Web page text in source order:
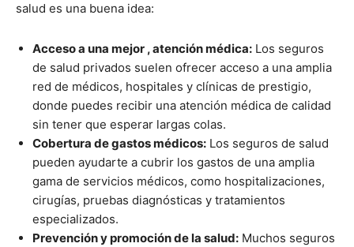
salud es una buena idea:
Acceso a una mejor , atención médica: Los seguros
de salud privados suelen ofrecer acceso a una amplia
red de médicos, hospitales y clínicas de prestigio,
donde puedes recibir una atención médica de calidad
sin tener que esperar largas colas.
Cobertura de gastos médicos: Los seguros de salud
pueden ayudarte a cubrir los gastos de una amplia
gama de servicios médicos, como hospitalizaciones,
cirugías, pruebas diagnósticas y tratamientos
especializados.
Prevención y promoción de la salud: Muchos seguros